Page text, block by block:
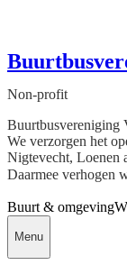
Non-profit
Buurtbusvereniging
We verzorgen het
Nigtevecht, Loenen
Daarmee verhogen
Buurt & omgeving
Menu